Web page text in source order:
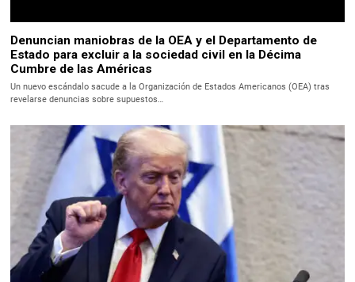
Denuncian maniobras de la OEA y el Departamento de
Estado para excluir a la sociedad civil en la Décima
Cumbre de las Américas
Un nuevo escándalo sacude a la Organización de Estados Americanos (OEA) tras
revelarse denuncias sobre supuestos…